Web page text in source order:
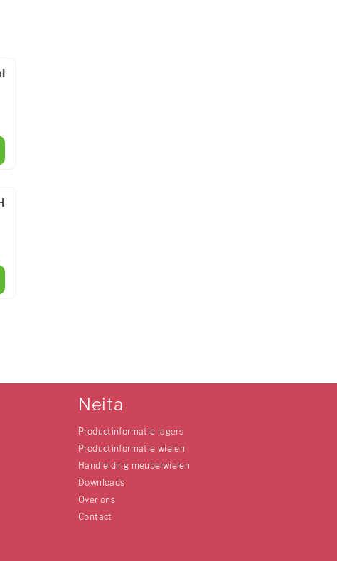
Neita
Productinformatie lagers
Productinformatie wielen
Handleiding meubelwielen
Downloads
Over ons
Contact